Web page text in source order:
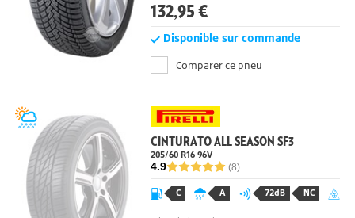
Prix unitaire web
132,95 €
Disponible sur commande
CINTURATO ALL SEASON SF3
205/60 R16 96V
C A 72dB NC